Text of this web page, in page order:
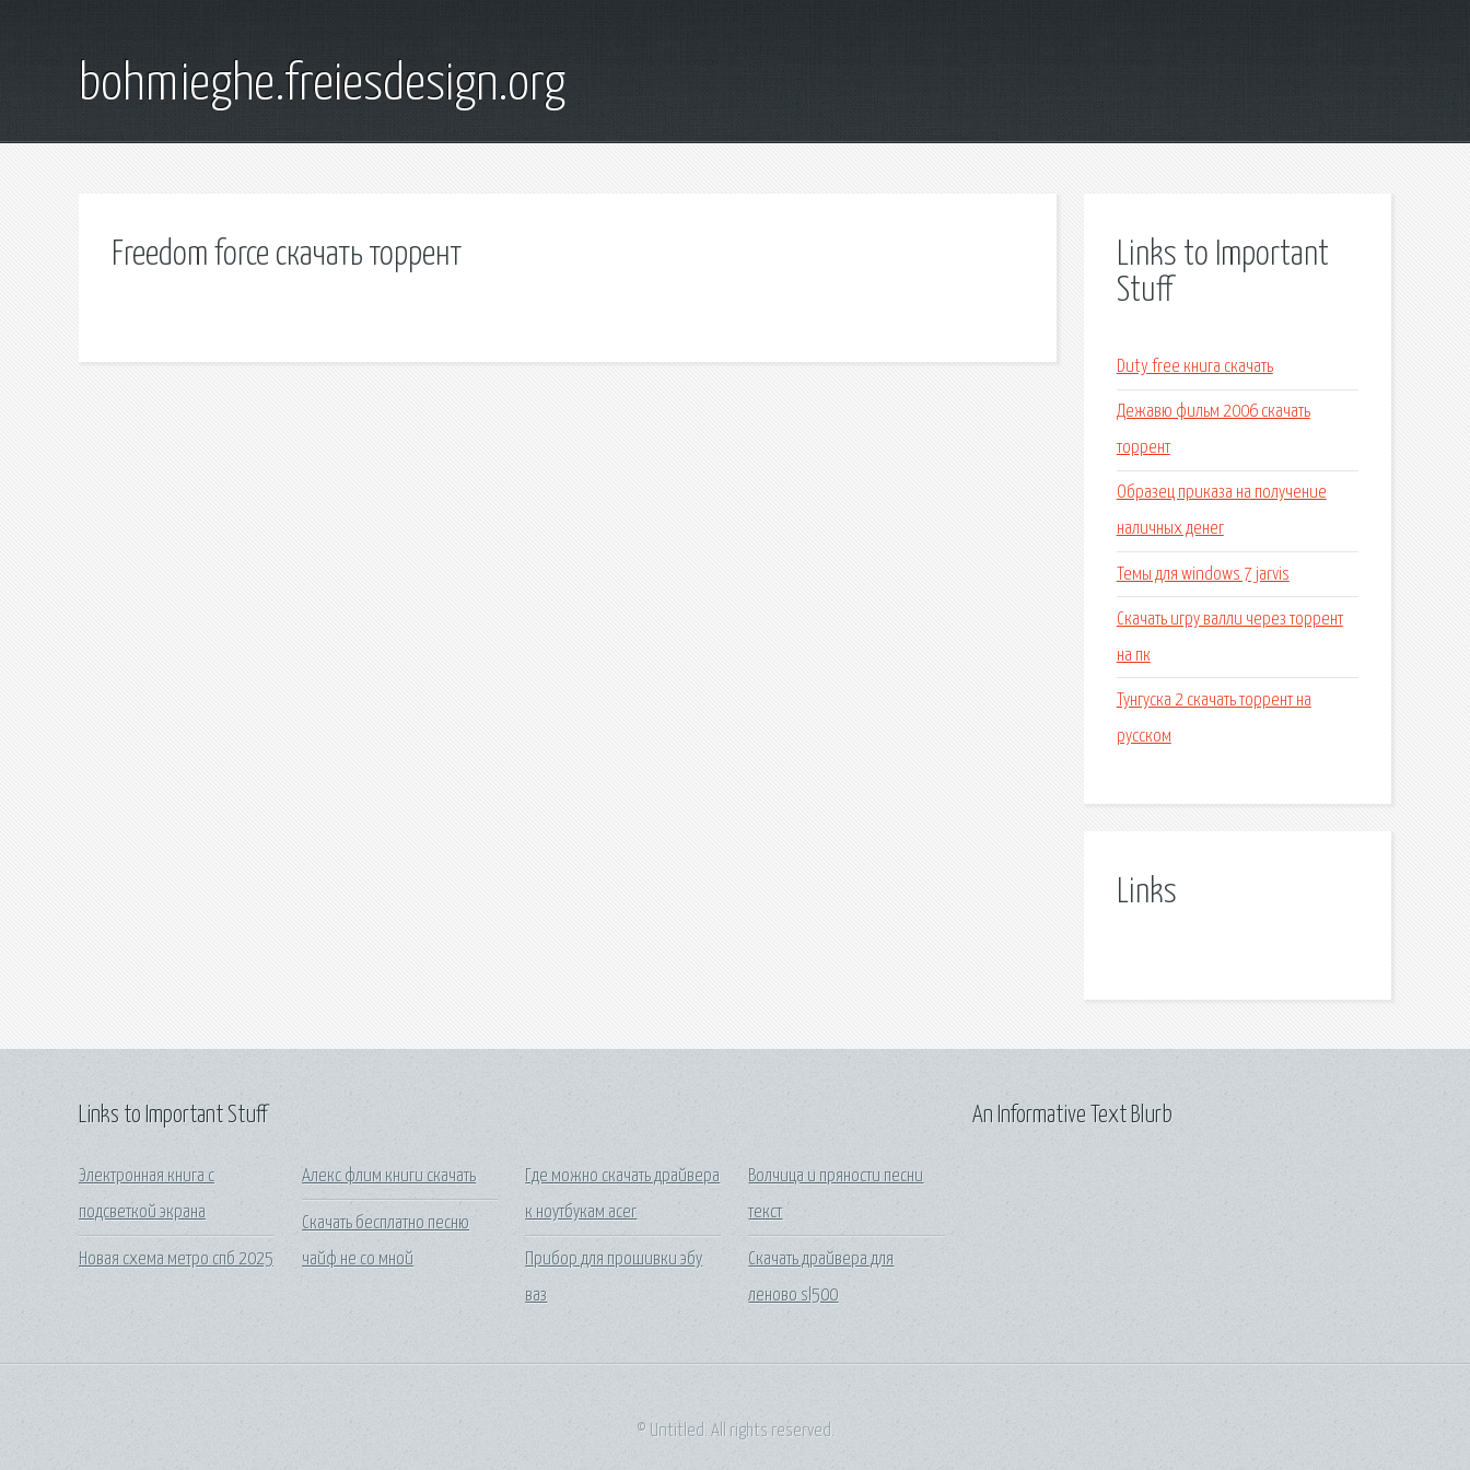
bohmieghe.freiesdesign.org
Freedom force скачать торрент
Links to Important
Stuff
Duty free книга скачать
Дежавю фильм 2006 скачать
торрент
Образец приказа на получение
наличных денег
Темы для windows 7 jarvis
Скачать игру валли через торрент
на пк
Тунгуска 2 скачать торрент на
русском
Links
Links to Important Stuff
Электронная книга с
подсветкой экрана
Новая схема метро спб 2025
Алекс флим книги скачать
Скачать бесплатно песню
чайф не со мной
Где можно скачать драйвера
к ноутбукам acer
Прибор для прошивки эбу
ваз
Волчица и пряности песни
текст
Скачать драйвера для
леново sl500
An Informative Text Blurb
© Untitled. All rights reserved.